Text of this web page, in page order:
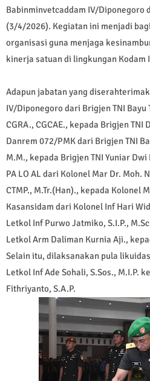
Babinminvetcaddam IV/Diponegoro
(3/4/2026). Kegiatan ini menjadi
organisasi guna menjaga
kinerja satuan di lingkungan Kodam
Adapun jabatan yang
IV/Diponegoro dari Brigjen TNI Bayu
CGRA., CGCAE., kepada Brigjen
Danrem 072/PMK dari Brigjen TNI
M.M., kepada Brigjen TNI Yuniar Dwi
PA LO AL dari Kolonel Mar Dr. Moh.
CTMP., M.Tr.(Han)., kepada Kolonel
Kasansidam dari Kolonel Inf Hari
Letkol Inf Purwo Jatmiko, S.I.P.,
Letkol Arm Daliman Kurnia Aji.,
Selain itu, dilaksanakan pula
Letkol Inf Ade Sohali, S.Sos., M.I.P.
Fithriyanto, S.A.P.